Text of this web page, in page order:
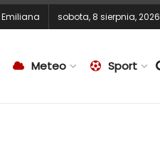
Emiliana sobota, 8 sierpnia, 2026
Meteo Sport